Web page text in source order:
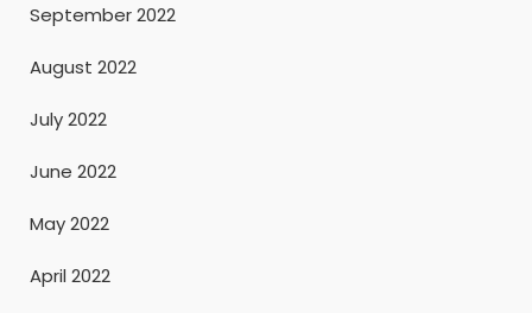
September 2022
August 2022
July 2022
June 2022
May 2022
April 2022